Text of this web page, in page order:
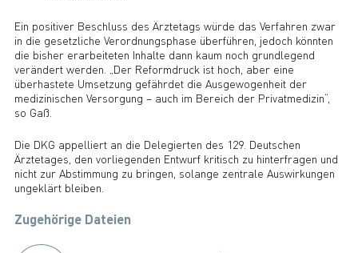
Ein positiver Beschluss des Ärztetags würde das Verfahren zwar
in die gesetzliche Verordnungsphase überführen, jedoch könnten
die bisher erarbeiteten Inhalte dann kaum noch grundlegend
verändert werden. „Der Reformdruck ist hoch, aber eine
überhastete Umsetzung gefährdet die Ausgewogenheit der
medizinischen Versorgung – auch im Bereich der Privatmedizin“,
so Gaß.
Die DKG appelliert an die Delegierten des 129. Deutschen
Ärztetages, den vorliegenden Entwurf kritisch zu hinterfragen und
nicht zur Abstimmung zu bringen, solange zentrale Auswirkungen
ungeklärt bleiben.
Zugehörige Dateien